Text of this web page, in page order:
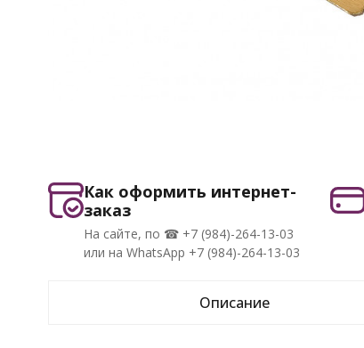
Как оформить интернет-
заказ
На сайте, по ☎ +7 (984)-264-13-03
или на WhatsApp +7 (984)-264-13-03
Описание